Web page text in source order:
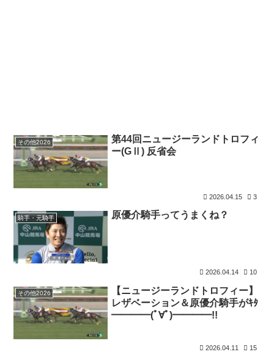
その他2026
第44回ニュージーランドトロフィ
ー(GⅡ) 反省会
2026.04.15 3
騎手・元騎手 原優介騎手ってうまくね？
2026.04.14 10
その他2026
【ニュージーランドトロフィー】
レザベーション＆原優介騎手がｷﾀ
━━━━(ﾟ∀ﾟ)━━━━!!
2026.04.11 15